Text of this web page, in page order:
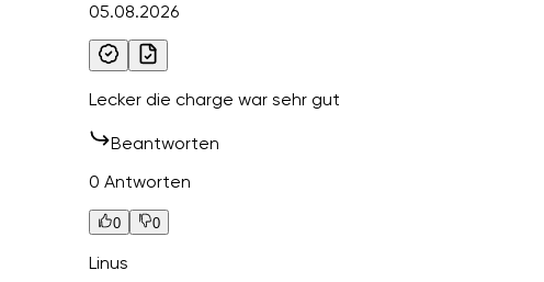
05.08.2026
Lecker die charge war sehr gut
Beantworten
0 Antworten
0 0
Linus